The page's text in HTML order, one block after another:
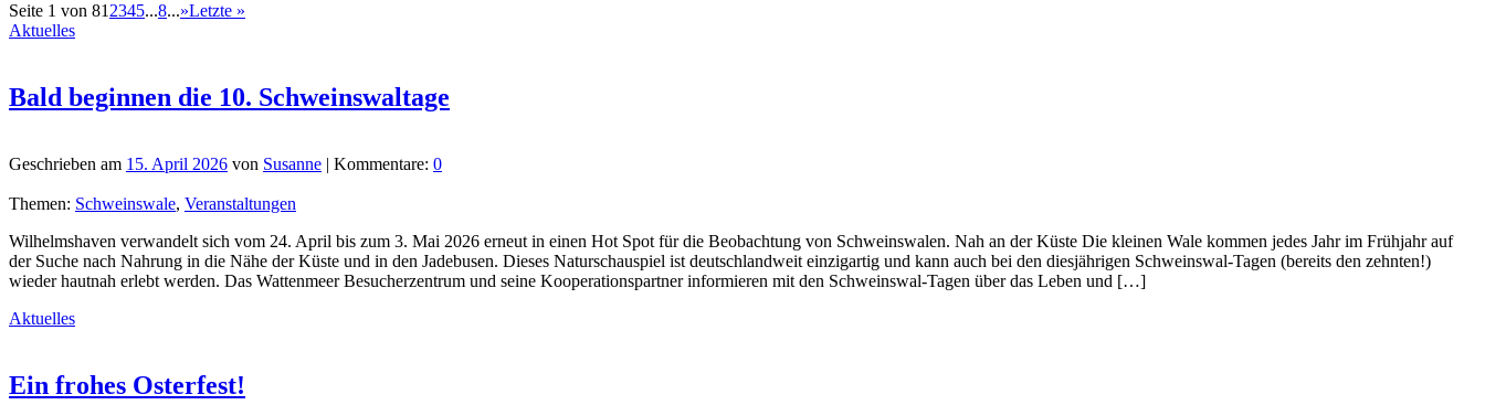
Seite 1 von 81 2345...8...»Letzte »
Aktuelles
Bald beginnen die 10. Schweinswaltage
Geschrieben am 15. April 2026 von Susanne | Kommentare: 0
Themen: Schweinswale, Veranstaltungen
Wilhelmshaven verwandelt sich vom 24. April bis zum 3. Mai 2026 erneut in einen Hot Spot für die Beobachtung von Schweinswalen. Nah an der Küste Die kleinen Wale kommen jedes Jahr im Frühjahr auf
der Suche nach Nahrung in die Nähe der Küste und in den Jadebusen. Dieses Naturschauspiel ist deutschlandweit einzigartig und kann auch bei den diesjährigen Schweinswal-Tagen (bereits den zehnten!)
wieder hautnah erlebt werden. Das Wattenmeer Besucherzentrum und seine Kooperationspartner informieren mit den Schweinswal-Tagen über das Leben und […]
Aktuelles
Ein frohes Osterfest!